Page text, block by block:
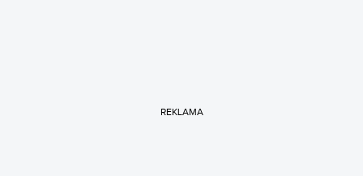
REKLAMA